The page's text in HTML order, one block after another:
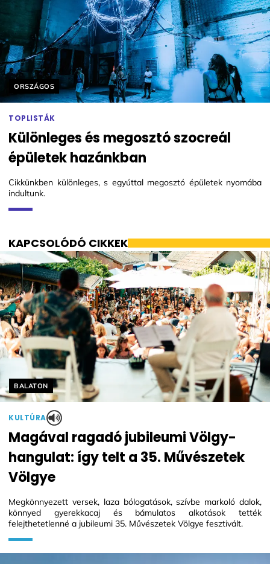
Helyszín címkék:
ORSZÁGOS
TOPLISTÁK
Különleges és megosztó szocreál
épületek hazánkban
Cikkünkben különleges, s egyúttal megosztó épületek nyomába
indultunk.
KAPCSOLÓDÓ CIKKEK
Helyszín címkék:
BALATON
KULTÚRA
Magával ragadó jubileumi Völgy-
hangulat: így telt a 35. Művészetek
Völgye
Megkönnyezett versek, laza bólogatások, szívbe markoló dalok,
könnyed gyerekkacaj és bámulatos alkotások tették
felejthetetlenné a jubileumi 35. Művészetek Völgye fesztivált.